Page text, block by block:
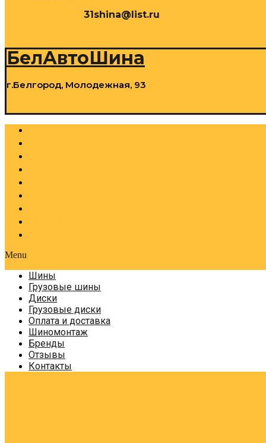
31shina@list.ru
БелАвтоШина
г.Белгород, Молодежная, 93
Menu
Шины
Грузовые шины
Диски
Грузовые диски
Оплата и доставка
Шиномонтаж
Бренды
Отзывы
Контакты